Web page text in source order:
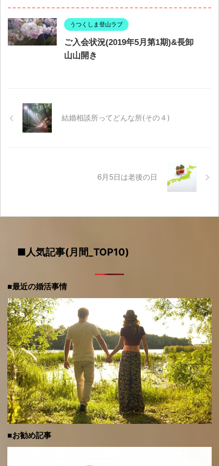
うつくしま登山ラブ
ご入会状況(2019年5月第1期)&長卸
山山開き
結婚相談所ってどんな所(その４)
6月5日は老後の日
■人気記事(月間_TOP10)
■最近の婚活事情
■お勧め記事